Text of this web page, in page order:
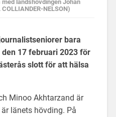
landshövdingen Johan
NELSON)
bara
17 februari 2023 för
slott för att hälsa
Minoo Akhtarzand är
länets hövding. På